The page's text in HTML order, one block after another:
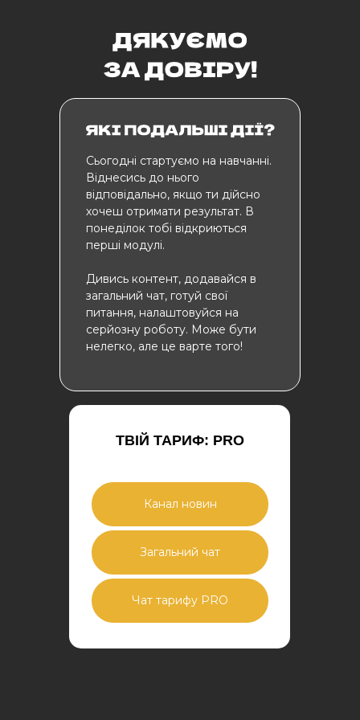
Cьогодні стартуємо на навчанні.
Віднесись до нього
відповідально, якщо ти дійсно
хочеш отримати результат. В
понеділок тобі відкриються
перші модулі.
Дивись контент, додавайся в
загальний чат, готуй свої
питання, налаштовуйся на
серйозну роботу. Може бути
нелегко, але це варте того!
ТВІЙ ТАРИФ: PRO
Канал новин
Загальний чат
Чат тарифу PRO